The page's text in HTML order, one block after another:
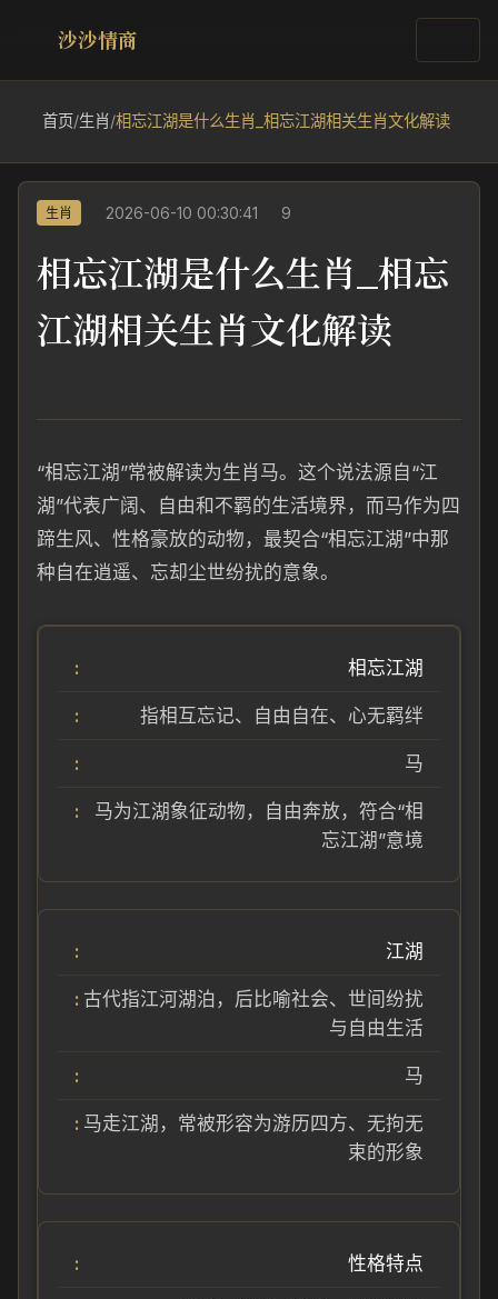
沙沙情商
首页/生肖/相忘江湖是什么生肖_相忘江湖相关生肖文化解读
生肖 2026-06-10 00:30:41 9
相忘江湖是什么生肖_相忘
江湖相关生肖文化解读
“相忘江湖”常被解读为生肖马。这个说法源自“江
湖”代表广阔、自由和不羁的生活境界，而马作为四
蹄生风、性格豪放的动物，最契合“相忘江湖”中那
种自在逍遥、忘却尘世纷扰的意象。
相忘江湖
指相互忘记、自由自在、心无羁绊
马
马为江湖象征动物，自由奔放，符合“相
忘江湖”意境
江湖
古代指江河湖泊，后比喻社会、世间纷扰
与自由生活
马
马走江湖，常被形容为游历四方、无拘无
束的形象
性格特点